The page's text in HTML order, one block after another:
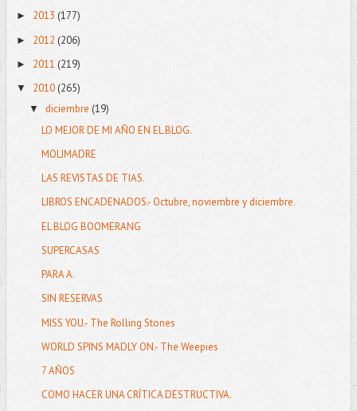
► 2013 (177)
► 2012 (206)
► 2011 (219)
▼ 2010(265)
▼ diciembre (19)
LO MEJOR DE MI AÑO EN EL BLOG.
MOLIMADRE
LAS REVISTAS DE TIAS.
LIBROS ENCADENADOS.- Octubre, noviembre y diciembre.
EL BLOG BOOMERANG
SUPERCASAS
PARA A.
SIN RESERVAS
MISS YOU.- The Rolling Stones
WORLD SPINS MADLY ON.- The Weepies
7 AÑOS
COMO HACER UNA CRÍTICA DESTRUCTIVA.